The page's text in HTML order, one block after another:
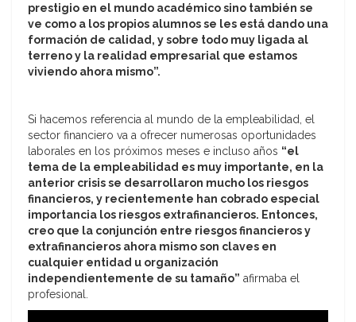
prestigio en el mundo académico sino también se
ve como a los propios alumnos se les está dando una
formación de calidad, y sobre todo muy ligada al
terreno y la realidad empresarial que estamos
viviendo ahora mismo”.
Si hacemos referencia al mundo de la empleabilidad, el
sector financiero va a ofrecer numerosas oportunidades
laborales en los próximos meses e incluso años “el
tema de la empleabilidad es muy importante, en la
anterior crisis se desarrollaron mucho los riesgos
financieros, y recientemente han cobrado especial
importancia los riesgos extrafinancieros. Entonces,
creo que la conjunción entre riesgos financieros y
extrafinancieros ahora mismo son claves en
cualquier entidad u organización
independientemente de su tamaño” afirmaba el
profesional.